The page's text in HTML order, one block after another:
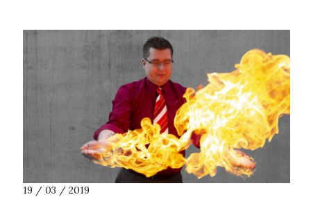
19 / 03 / 2019